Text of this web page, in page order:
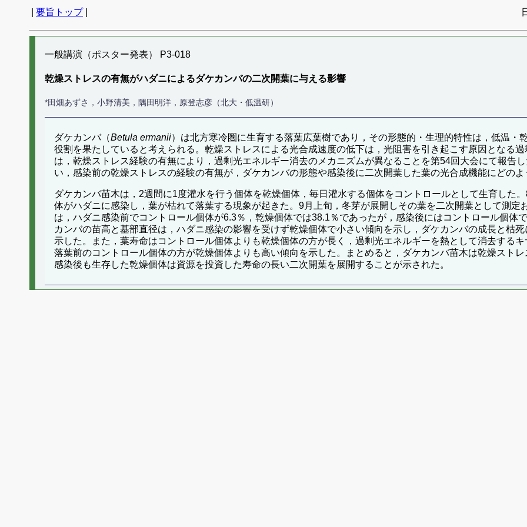
要旨トップ|
一般講演（ポスター発表） P3-018
乾燥ストレスの有無がハダニによるダケカンバの二次開葉に与える影響
*田畑あずさ，小野清美，隅田明洋，原登志彦（北大・低温研）
ダケカンバ（Betula ermanii）は北方寒冷圏に生育する落葉広葉樹であり，その形態的・生理的特性は，低温・
役割を果たしていると考えられる。乾燥ストレスによる光合成速度の低下は，光阻害を引き起こす原因となる
は，乾燥ストレス経験の有無により，過剰光エネルギー消去のメカニズムが異なることを第54回大会にて報告
い，感染前の乾燥ストレスの経験の有無が，ダケカンバの形態や感染後に二次開葉した葉の光合成機能にどのよ
ダケカンバ苗木は，2週間に1度灌水を行う個体を乾燥個体，毎日灌水する個体をコントロールとして生育した
体がハダニに感染し，葉が枯れて落葉する現象が起きた。9月上旬，冬芽が展開しその葉を二次開葉として測定
は，ハダニ感染前でコントロール個体が6.3％，乾燥個体では38.1％であったが，感染後にはコントロール個体
カンバの苗高と基部直径は，ハダニ感染の影響を受けず乾燥個体で小さい傾向を示し，ダケカンバの成長と枯
示した。また，葉寿命はコントロール個体よりも乾燥個体の方が長く，過剰光エネルギーを熱として消去する
落葉前のコントロール個体の方が乾燥個体よりも高い傾向を示した。まとめると，ダケカンバ苗木は乾燥スト
感染後も生存した乾燥個体は資源を投資した寿命の長い二次開葉を展開することが示された。